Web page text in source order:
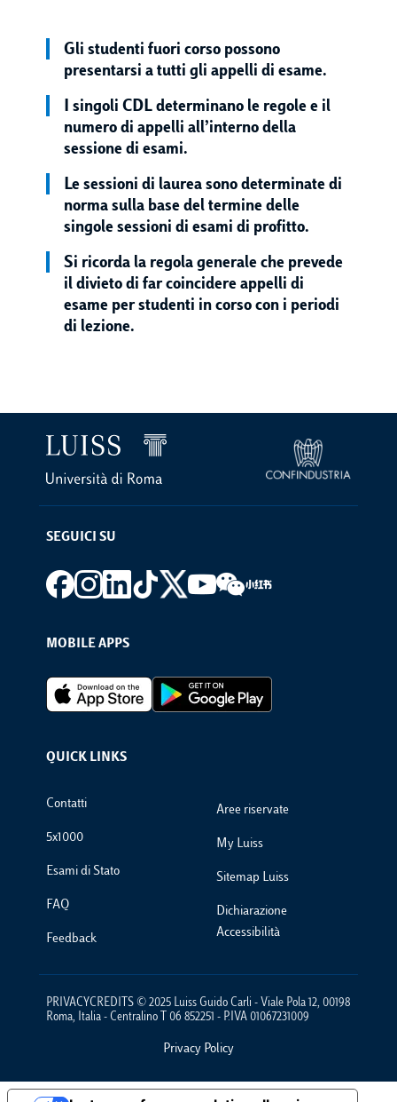
Gli studenti fuori corso possono
presentarsi a tutti gli appelli di esame.
I singoli CDL determinano le regole e il
numero di appelli all’interno della
sessione di esami.
Le sessioni di laurea sono determinate di
norma sulla base del termine delle
singole sessioni di esami di profitto.
Si ricorda la regola generale che prevede
il divieto di far coincidere appelli di
esame per studenti in corso con i periodi
di lezione.
SEGUICI SU
Footer social
MOBILE APPS
Footer Apps
QUICK LINKS
Footer Links
Contatti
5x1000
Esami di Stato
FAQ
Feedback
Aree riservate
My Luiss
Sitemap Luiss
Dichiarazione
Accessibilità
PRIVACYCREDITS © 2025 Luiss Guido Carli - Viale Pola 12, 00198
Roma, Italia - Centralino T 06 852251 - P.IVA 01067231009
Privacy Policy